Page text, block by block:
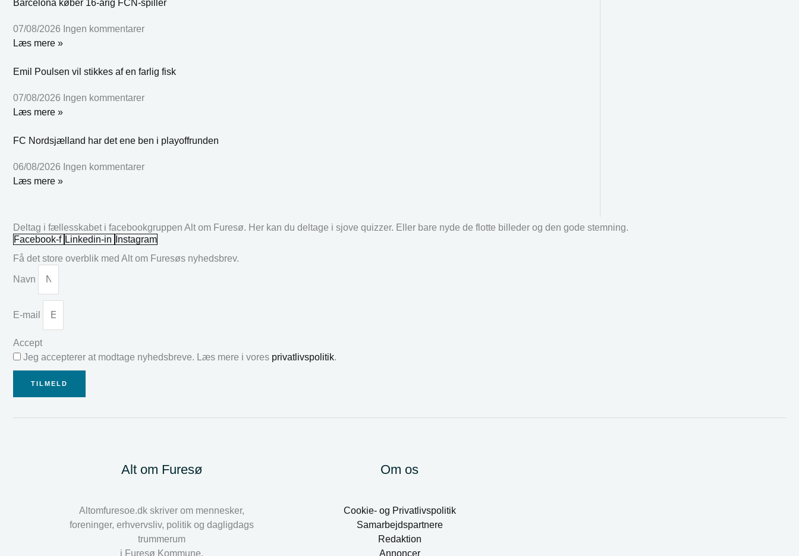
Barcelona køber 16-årig FCN-spiller
07/08/2026 Ingen kommentarer
Læs mere »
Emil Poulsen vil stikkes af en farlig fisk
07/08/2026 Ingen kommentarer
Læs mere »
FC Nordsjælland har det ene ben i playoffrunden
06/08/2026 Ingen kommentarer
Læs mere »
Deltag i fællesskabet i facebookgruppen Alt om Furesø. Her kan du deltage i sjove quizzer. Eller bare nyde de flotte billeder og den gode stemning.
Facebook-f Linkedin-in
Instagram
Få det store overblik med Alt om Furesøs nyhedsbrev.
Navn
E-mail
Accept
Jeg accepterer at modtage nyhedsbreve. Læs mere i vores privatlivspolitik.
TILMELD
Alt om Furesø
Altomfuresoe.dk skriver om mennesker,
foreninger, erhvervsliv, politik og dagligdags
trummerum
i Furesø Kommune.
Om os
Cookie- og Privatlivspolitik
Samarbejdspartnere
Redaktion
Annoncer